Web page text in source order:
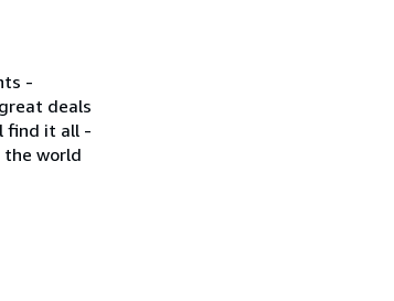
-
deals
find it all -
the world